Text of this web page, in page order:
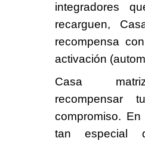
integradores
recarguen,
recompensa con
activación
Casa
recompensar
compromiso. En
tan especial